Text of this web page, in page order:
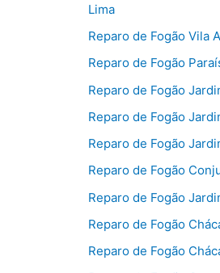
Lima
Reparo de Fogão Vila
Reparo de Fogão
Reparo de Fogão
Reparo de Fogão
Reparo de Fogão
Reparo de Fogão
Reparo de Fogão
Reparo de Fogão
Reparo de Fogão